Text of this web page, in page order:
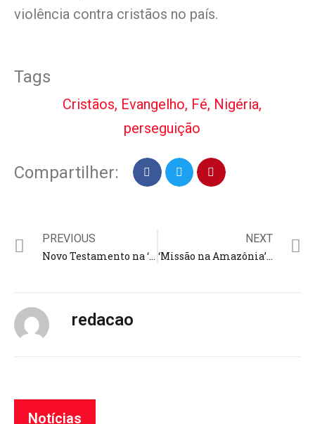
violência contra cristãos no país.
Tags
Cristãos, Evangelho, Fé, Nigéria,
perseguição
Compartilher:
PREVIOUS
Novo Testamento na ‘Linguagem Brasileira de Sinais’ tem tradução concluída; lançamento ainda em fevereiro
NEXT
‘Missão na Amazônia’ promovida pela Igreja Adventista vira documentário; ribeirinhos foram alvos
redacao
Notícias